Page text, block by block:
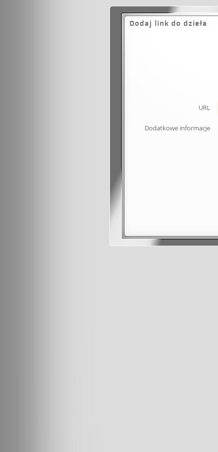
Dodaj link do dzieła
URL
Dodatkowe informacje